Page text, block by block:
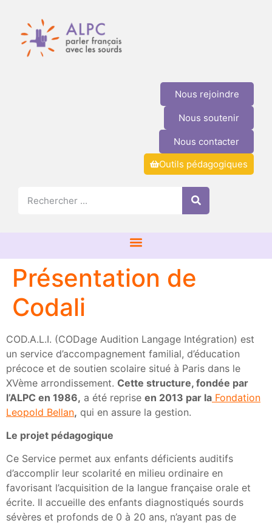
Nous rejoindre
Nous soutenir
Nous contacter
Outils pédagogiques
Présentation de
Codali
COD.A.L.I. (CODage Audition Langage Intégration) est
un service d’accompagnement familial, d’éducation
précoce et de soutien scolaire situé à Paris dans le
XVème arrondissement. Cette structure, fondée par
l’ALPC en 1986, a été reprise en 2013 par la Fondation
Leopold Bellan, qui en assure la gestion.
Le projet pédagogique
Ce Service permet aux enfants déficients auditifs
d’accomplir leur scolarité en milieu ordinaire en
favorisant l’acquisition de la langue française orale et
écrite. Il accueille des enfants diagnostiqués sourds
sévères et profonds de 0 à 20 ans, n’ayant pas de